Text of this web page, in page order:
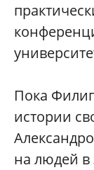
Пока
истории
на людей в